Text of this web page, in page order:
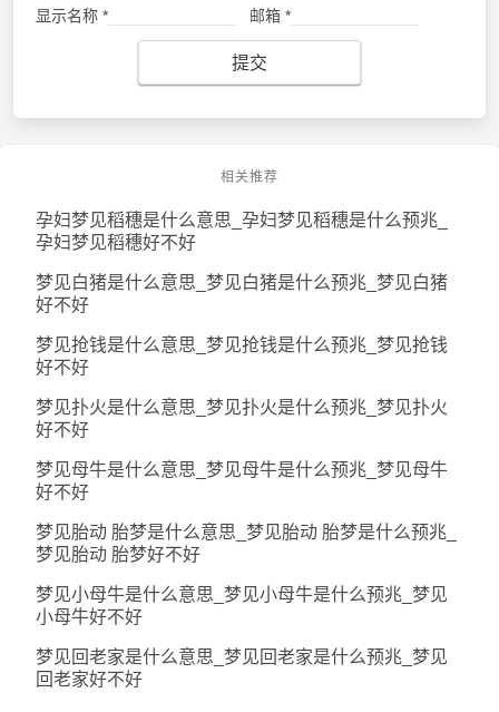
显示名称 * 邮箱 *
提交
相关推荐
孕妇梦见稻穗是什么意思_孕妇梦见稻穗是什么预兆_
孕妇梦见稻穗好不好
梦见白猪是什么意思_梦见白猪是什么预兆_梦见白猪
好不好
梦见抢钱是什么意思_梦见抢钱是什么预兆_梦见抢钱
好不好
梦见扑火是什么意思_梦见扑火是什么预兆_梦见扑火
好不好
梦见母牛是什么意思_梦见母牛是什么预兆_梦见母牛
好不好
梦见胎动 胎梦是什么意思_梦见胎动 胎梦是什么预兆_
梦见胎动 胎梦好不好
梦见小母牛是什么意思_梦见小母牛是什么预兆_梦见
小母牛好不好
梦见回老家是什么意思_梦见回老家是什么预兆_梦见
回老家好不好